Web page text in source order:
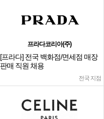
프라다코리아(주)
[프라다] 전국 백화점/면세점 매장
판매 직원 채용
전국 지점